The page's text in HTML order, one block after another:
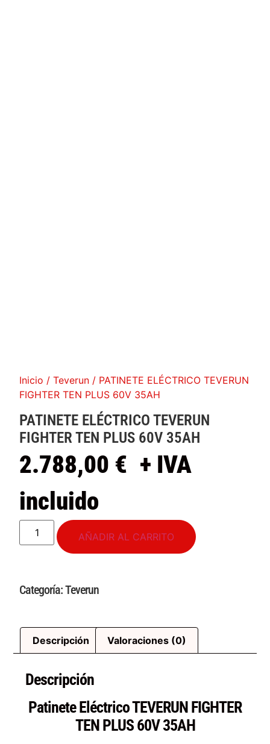
Inicio /Teverun / PATINETE ELÉCTRICO TEVERUN
FIGHTER TEN PLUS 60V 35AH
PATINETE ELÉCTRICO TEVERUN
FIGHTER TEN PLUS 60V 35AH
2.788,00 € + IVA
incluido
AÑADIR AL CARRITO
Categoría:Teverun
Descripción Valoraciones (0)
Descripción
Patinete Eléctrico TEVERUN FIGHTER
TEN PLUS 60V 35AH